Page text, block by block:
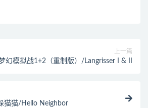
上一篇
幻模拟战1+2（重制版）/Langrisser I & II
猫猫/Hello Neighbor